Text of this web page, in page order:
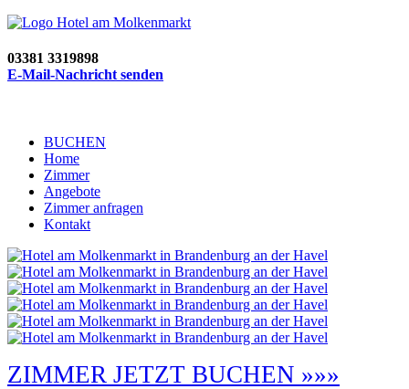
03381 3319898
E-Mail-Nachricht senden
BUCHEN
Home
Zimmer
Angebote
Zimmer anfragen
Kontakt
ZIMMER JETZT BUCHEN »»»